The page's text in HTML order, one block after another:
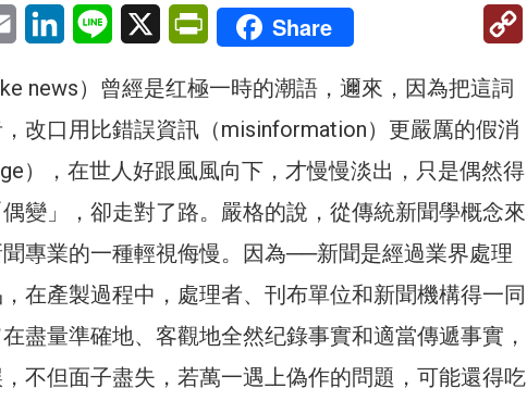
Email LinkedInLine X PrintFriendly
Share
news）曾經是红極一時的潮語，邇來，因為把這詞
改口用比錯誤資訊（misinformation）更嚴厲的假消
），在世人好跟風風向下，才慢慢淡出，只是偶然得
變」，卻走對了路。嚴格的說，從傳統新聞學概念來
專業的一種輕視侮慢。因為──新聞是經過業界處理
在產製過程中，處理者、刊布單位和新聞機構得一同
盡量準確地、客觀地全然纪錄事實和適當傳遞事實，
不但面子盡失，若萬一遇上偽作的問題，可能還得吃